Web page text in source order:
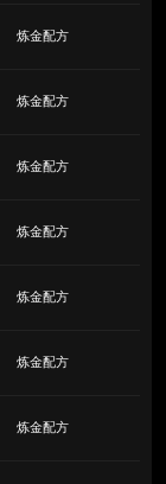
炼金配方
炼金配方
炼金配方
炼金配方
炼金配方
炼金配方
炼金配方